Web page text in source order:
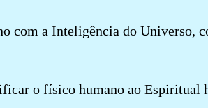
com a Inteligência do Universo,
o físico humano ao Espiritual